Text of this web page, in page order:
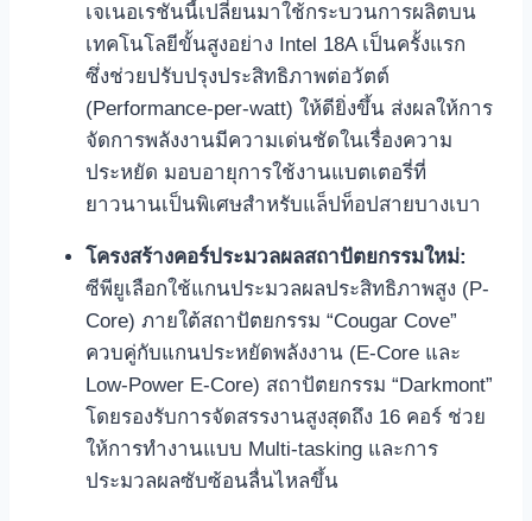
เจเนอเรชันนี้เปลี่ยนมาใช้กระบวนการผลิตบน
เทคโนโลยีขั้นสูงอย่าง Intel 18A เป็นครั้งแรก
ซึ่งช่วยปรับปรุงประสิทธิภาพต่อวัตต์
(Performance-per-watt) ให้ดียิ่งขึ้น ส่งผลให้การ
จัดการพลังงานมีความเด่นชัดในเรื่องความ
ประหยัด มอบอายุการใช้งานแบตเตอรี่ที่
ยาวนานเป็นพิเศษสำหรับแล็ปท็อปสายบางเบา
โครงสร้างคอร์ประมวลผลสถาปัตยกรรมใหม่:
ซีพียูเลือกใช้แกนประมวลผลประสิทธิภาพสูง (P-
Core) ภายใต้สถาปัตยกรรม “Cougar Cove”
ควบคู่กับแกนประหยัดพลังงาน (E-Core และ
Low-Power E-Core) สถาปัตยกรรม “Darkmont”
โดยรองรับการจัดสรรงานสูงสุดถึง 16 คอร์ ช่วย
ให้การทำงานแบบ Multi-tasking และการ
ประมวลผลซับซ้อนลื่นไหลขึ้น